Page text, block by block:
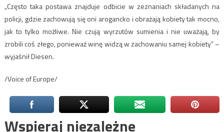
„Często taka postawa znajduje odbicie w zeznaniach składanych na
policji, gdzie zachowują się oni arogancko i obrażają kobiety tak mocno,
jak to tylko możliwe. Nie czują wyrzutów sumienia i nie uważają, by
zrobili coś złego, ponieważ winę widzą w zachowaniu samej kobiety” –
wyjaśnił Diesen.
/Voice of Europe/
Wspieraj niezależne